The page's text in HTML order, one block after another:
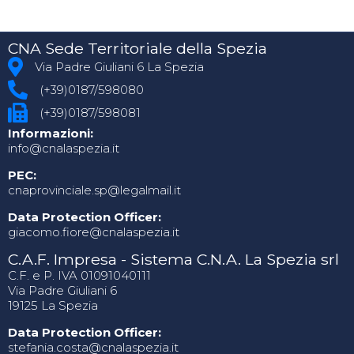
CNA Sede Territoriale della Spezia
Via Padre Giuliani 6 La Spezia
(+39)0187/598080
(+39)0187/598081
Informazioni:
info@cnalaspezia.it
PEC:
cnaprovinciale.sp@legalmail.it
Data Protection Officer:
giacomo.fiore@cnalaspezia.it
C.A.F. Impresa - Sistema C.N.A. La Spezia srl
C.F. e P. IVA 01091040111
Via Padre Giuliani 6
19125 La Spezia
Data Protection Officer:
stefania.costa@cnalaspezia.it